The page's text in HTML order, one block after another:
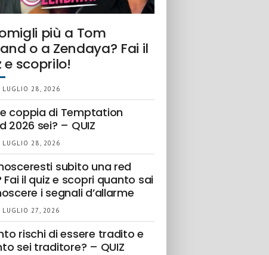
più a Tom
o a Zendaya? Fai il
e scoprilo!
LUGLIO 28, 2026
coppia di Temptation
2026 sei? – QUIZ
LUGLIO 28, 2026
subito una red
Fai il quiz e scopri quanto sai
i segnali d’allarme
LUGLIO 27, 2026
rischi di essere tradito e
sei traditore? – QUIZ